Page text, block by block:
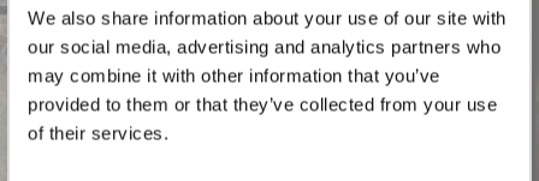
We also share information about your use of our site with
our social media, advertising and analytics partners who
may combine it with other information that you’ve
provided to them or that they’ve collected from your use
of their services.